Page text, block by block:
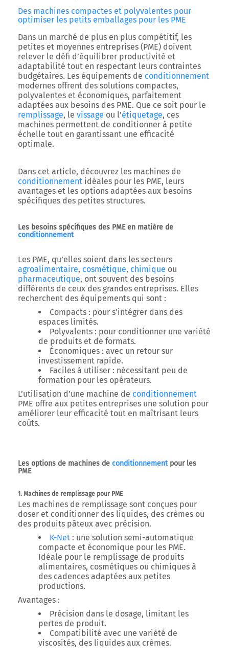
Des machines compactes et polyvalentes pour
optimiser les petits emballages pour les PME
Dans un marché de plus en plus compétitif, les
petites et moyennes entreprises (PME) doivent
relever le défi d’équilibrer productivité et
adaptabilité tout en respectant leurs contraintes
budgétaires. Les équipements de conditionnement
modernes offrent des solutions compactes,
polyvalentes et économiques, parfaitement
adaptées aux besoins des PME. Que ce soit pour le
remplissage, le vissage ou l’étiquetage, ces
machines permettent de conditionner à petite
échelle tout en garantissant une efficacité
optimale.
Dans cet article, découvrez les machines de
conditionnement idéales pour les PME, leurs
avantages et les options adaptées aux besoins
spécifiques des petites structures.
Les besoins spécifiques des PME en matière de
conditionnement
Les PME, qu’elles soient dans les secteurs
agroalimentaire, cosmétique, chimique ou
pharmaceutique, ont souvent des besoins
différents de ceux des grandes entreprises. Elles
recherchent des équipements qui sont :
Compacts : pour s’intégrer dans des
espaces limités.
Polyvalents : pour conditionner une variété
de produits et de formats.
Économiques : avec un retour sur
investissement rapide.
Faciles à utiliser : nécessitant peu de
formation pour les opérateurs.
L’utilisation d’une machine de conditionnement
PME offre aux petites entreprises une solution pour
améliorer leur efficacité tout en maîtrisant leurs
coûts.
Les options de machines de conditionnementpour les
PME
1. Machines de remplissage pour PME
Les machines de remplissage sont conçues pour
doser et conditionner des liquides, des crèmes ou
des produits pâteux avec précision.
K-Net : une solution semi-automatique
compacte et économique pour les PME.
Idéale pour le remplissage de produits
alimentaires, cosmétiques ou chimiques à
des cadences adaptées aux petites
productions.
Avantages :
Précision dans le dosage, limitant les
pertes de produit.
Compatibilité avec une variété de
viscosités, des liquides aux crèmes.